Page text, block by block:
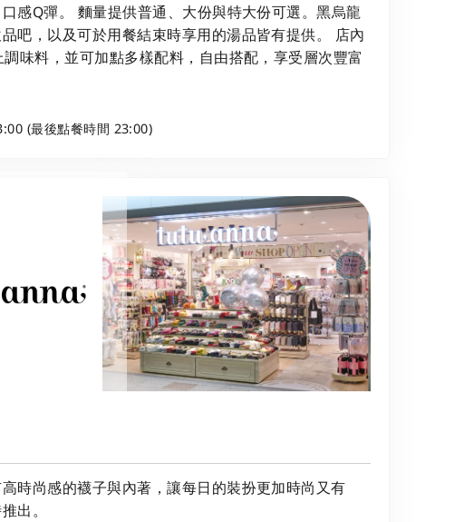
感Q彈。 麵量提供普通、大份與特大份可選。黑烏龍
吧，以及可於用餐結束時享用的湯品皆有提供。 店內
味料，並可加點多樣配料，自由搭配，享受層次豐富
(最後點餐時間 23:00)
時尚感的襪子與內著，讓每日的裝扮更加時尚又有
出。